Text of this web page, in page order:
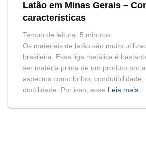
Latão em Minas Gerais –
características
Tempo de leitura: 5 minutos
Os materiais de latão são muito
brasileira. Essa liga metálica é
ser matéria prima de um produto por
aspectos como brilho,
ductilidade. Por isso, esse Leia mais…